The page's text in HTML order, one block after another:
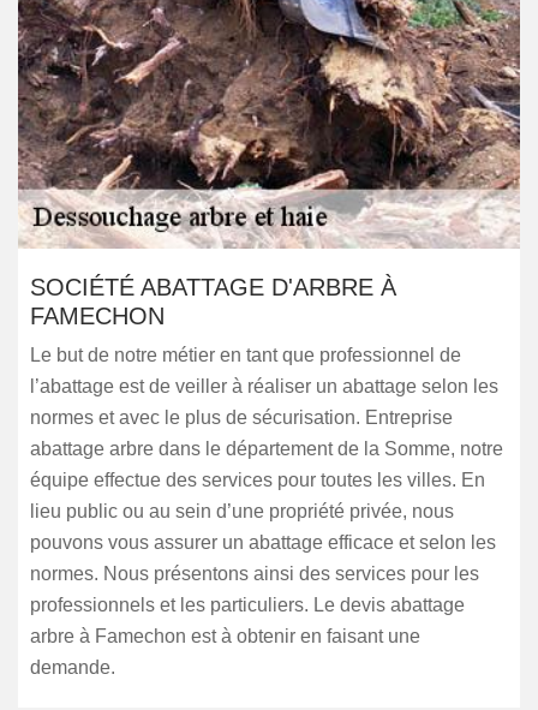
SOCIÉTÉ ABATTAGE D'ARBRE À
FAMECHON
Le but de notre métier en tant que professionnel de
l’abattage est de veiller à réaliser un abattage selon les
normes et avec le plus de sécurisation. Entreprise
abattage arbre dans le département de la Somme, notre
équipe effectue des services pour toutes les villes. En
lieu public ou au sein d’une propriété privée, nous
pouvons vous assurer un abattage efficace et selon les
normes. Nous présentons ainsi des services pour les
professionnels et les particuliers. Le devis abattage
arbre à Famechon est à obtenir en faisant une
demande.